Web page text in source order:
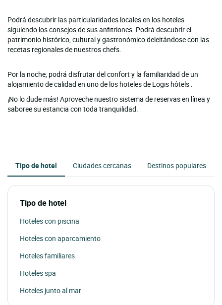
Podrá descubrir las particularidades locales en los hoteles
siguiendo los consejos de sus anfitriones. Podrá descubrir el
patrimonio histórico, cultural y gastronómico deleitándose con las
recetas regionales de nuestros chefs.
Por la noche, podrá disfrutar del confort y la familiaridad de un
alojamiento de calidad en uno de los hoteles de Logis hôtels .
¡No lo dude más! Aproveche nuestro sistema de reservas en línea y
saboree su estancia con toda tranquilidad.
Tipo de hotel Ciudades cercanas Destinos populares
Tipo de hotel
Hoteles con piscina
Hoteles con aparcamiento
Hoteles familiares
Hoteles spa
Hoteles junto al mar